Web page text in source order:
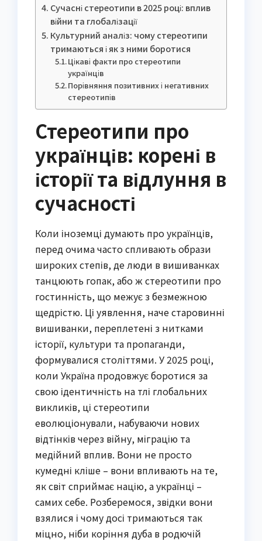
Сучасні стереотипи в 2025 році: вплив
війни та глобалізації
Культурний аналіз: чому стереотипи
тримаються і як з ними боротися
Цікаві факти про стереотипи
українців
Порівняння позитивних і негативних
стереотипів
Стереотипи про
українців: корені в
історії та відлуння в
сучасності
Коли іноземці думають про українців,
перед очима часто спливають образи
широких степів, де люди в вишиванках
танцюють гопак, або ж стереотипи про
гостинність, що межує з безмежною
щедрістю. Ці уявлення, наче старовинні
вишиванки, переплетені з нитками
історії, культури та пропаганди,
формувалися століттями. У 2025 році,
коли Україна продовжує боротися за
свою ідентичність на тлі глобальних
викликів, ці стереотипи
еволюціонували, набуваючи нових
відтінків через війну, міграцію та
медійний вплив. Вони не просто
кумедні кліше – вони впливають на те,
як світ сприймає націю, а українці –
самих себе. Розберемося, звідки вони
взялися і чому досі тримаються так
міцно, ніби коріння дуба в родючій